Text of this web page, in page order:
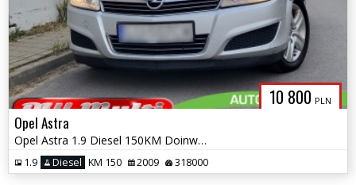
10 800 PLN
Opel Astra
Opel Astra 1.9 Diesel 150KM Doinwestowany ZAMIANA GWARANCJA!
1.9 Diesel KM 150 2009 318000